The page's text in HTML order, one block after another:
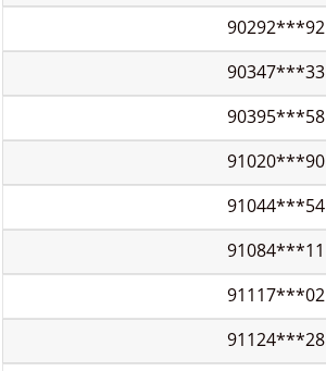
90292***92
90347***33
90395***58
91020***90
91044***54
91084***11
91117***02
91124***28